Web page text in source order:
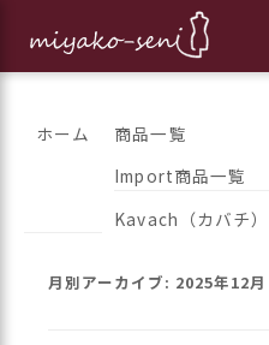
フランス、イ
のインポート
都繊維の日々のニュースを
ホーム
商品一覧
Import商品一覧
Kavach（カバチ
月別アーカイブ: 2025年12月